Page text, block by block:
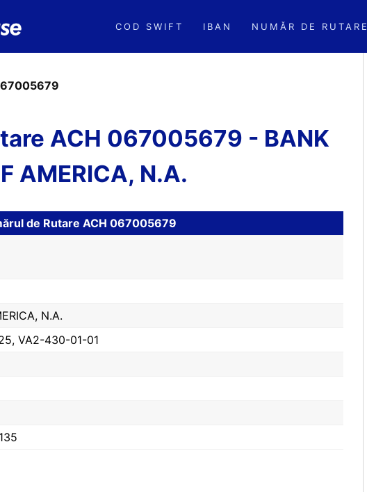
COD SWIFT IBAN NUMĂR DE RUTARE
ACH 067005679 - BANK
AMERICA, N.A.
de Rutare ACH 067005679
N.A.
VA2-430-01-01